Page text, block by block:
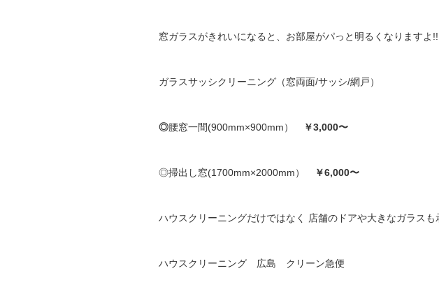
窓ガラスがきれいになると、お部屋がパっと明るくなりますよ!!
ガラスサッシクリーニング（窓両面/サッシ/網戸）
◎腰窓一間(900mm×900mm） ￥3,000〜
◎掃出し窓(1700mm×2000mm） ￥6,000〜
ハウスクリーニングだけではなく 店舗のドアや大きなガラスも
ハウスクリーニング 広島 クリーン急便